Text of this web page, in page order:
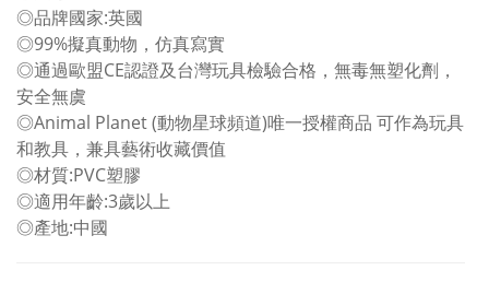
◎品牌國家:英國
◎99%擬真動物，仿真寫實
◎通過歐盟CE認證及台灣玩具檢驗合格，無毒無塑化劑，
安全無虞
◎Animal Planet (動物星球頻道)唯一授權商品 可作為玩具
和教具，兼具藝術收藏價值
◎材質:PVC塑膠
◎適用年齡:3歲以上
◎產地:中國